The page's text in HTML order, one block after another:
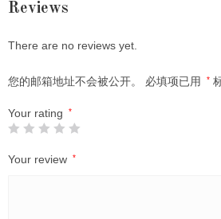
Reviews
There are no reviews yet.
您的邮箱地址不会被公开。 必填项已用 *
Your rating *
Your review *